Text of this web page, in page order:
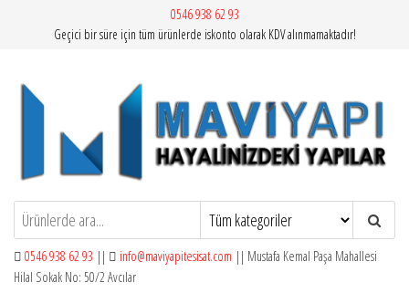
0546 938 62 93
Geçici bir süre için tüm ürünlerde iskonto olarak KDV alınmamaktadır!
Mavi Yapı | Vitra Artema
0546 938 62 93 || info@maviyapitesisat.com || Mustafa Kemal Paşa Mahallesi
Hilal Sokak No: 50/2 Avcılar